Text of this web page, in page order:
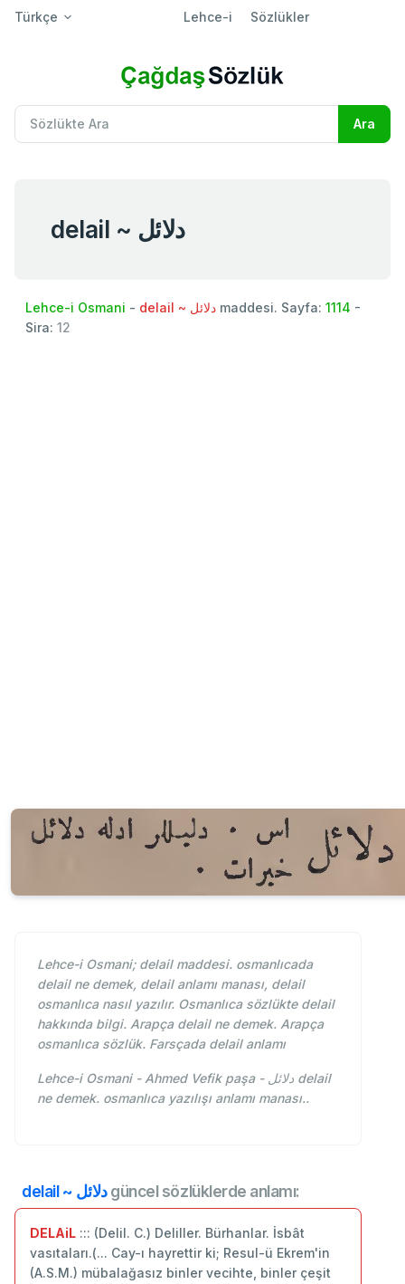
Türkçe Lehce-i Sözlükler
delail ~ دلائل
Lehce-i Osmani - delail ~ دلائل maddesi. Sayfa: 1114 -
Sira: 12
Lehce-i Osmani; delail maddesi. osmanlıcada
delail ne demek, delail anlamı manası, delail
osmanlıca nasıl yazılır. Osmanlıca sözlükte delail
hakkında bilgi. Arapça delail ne demek. Arapça
osmanlıca sözlük. Farsçada delail anlamı
Lehce-i Osmani - Ahmed Vefik paşa - دلائل delail
ne demek. osmanlıca yazılışı anlamı manası..
delail ~ دلائلgüncel sözlüklerde anlamı:
DELAiL ::: (Delil. C.) Deliller. Bürhanlar. İsbât
vasıtaları.(... Cay-ı hayrettir ki; Resul-ü Ekrem'in
(A.S.M.) mübalağasız binler vecihte, binler çeşit